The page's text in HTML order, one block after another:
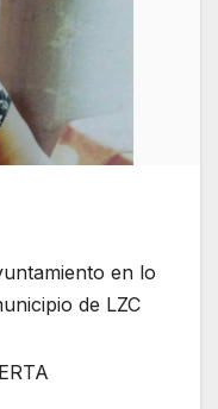
en lo
de LZC